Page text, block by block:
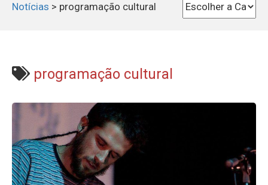
Notícias > programação cultural
programação cultural